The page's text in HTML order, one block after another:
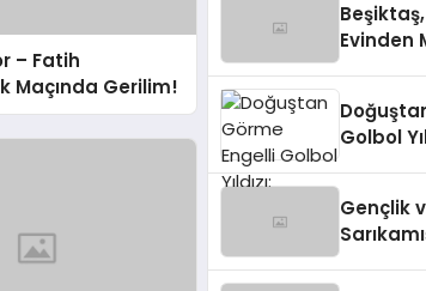
– Fatih
Maçında Gerilim!
Evinden
Golbol
Gençlik